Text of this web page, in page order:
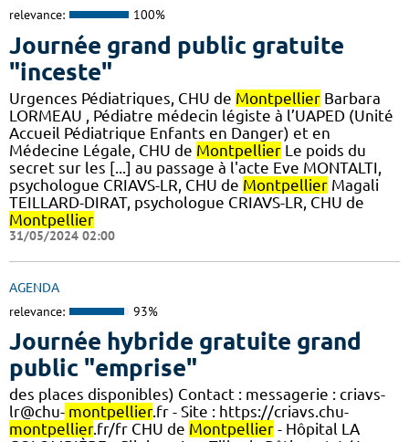
relevance: 100%
Journée grand public gratuite
"inceste"
Urgences Pédiatriques, CHU de Montpellier Barbara
LORMEAU , Pédiatre médecin légiste à l’UAPED (Unité
Accueil Pédiatrique Enfants en Danger) et en
Médecine Légale, CHU de Montpellier Le poids du
secret sur les [...] au passage à l'acte Eve MONTALTI,
psychologue CRIAVS-LR, CHU de Montpellier Magali
TEILLARD-DIRAT, psychologue CRIAVS-LR, CHU de
Montpellier
31/05/2024 02:00
AGENDA
relevance: 93%
Journée hybride gratuite grand
public "emprise"
des places disponibles) Contact : messagerie : criavs-
lr@chu- montpellier.fr - Site : https://criavs.chu-
montpellier.fr/fr CHU de Montpellier - Hôpital LA